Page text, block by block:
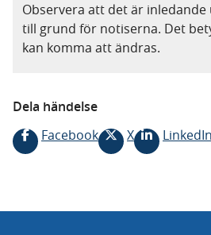
Observera att det är
till grund för notiserna. Det
kan komma att ändras.
Dela händelse
Facebook
X LinkedIn